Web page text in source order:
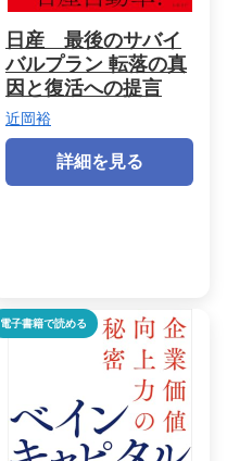
日産 最後のサバイ
バルプラン 転落の真
因と復活への提言
近岡裕
詳細を見る
電子書籍で読める